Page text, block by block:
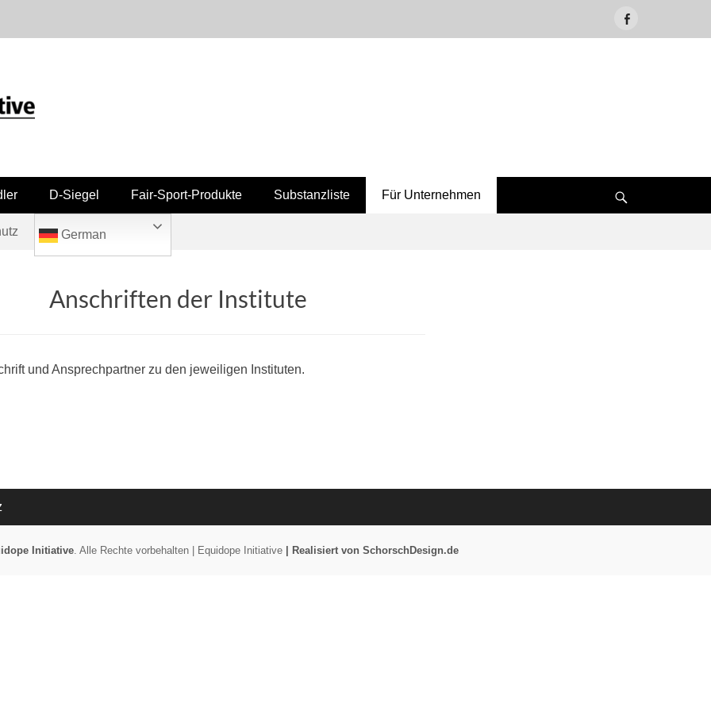
D-Siegel Fair-Sport-Produkte Substanzliste Für Unternehmen
German
Anschriften der Institute
und Ansprechpartner zu den jeweiligen Instituten.
Initiative. Alle Rechte vorbehalten | Equidope Initiative | Realisiert von SchorschDesign.de